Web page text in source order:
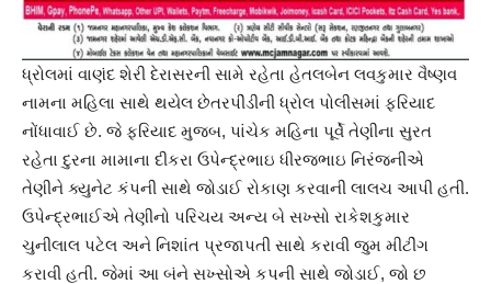
ધ્રોલમાં વાણંદ શેરી દેરાસરની સામે રહેતા હેતલબેન લવકુમાર વૈષ્ણવ
નામના મહિલા સાથે થયેલ છેતરપીંડીની ધ્રોલ પોલીસમાં ફરિયાદ
નોંધાવાઈ છે. જે ફરિયાદ મુજબ, પાંચેક મહિના પૂર્વે તેણીના સુરત
રહેતા દુરના મામાના દીકરા ઉપેન્દ્રભાઇ ધીરજભાઇ નિરંજનીએ
તેણીને ક્યુનેટ કંપની સાથે જોડાઈ રોકાણ કરવાની લાલચ આપી હતી.
ઉપેન્દ્રભાઈએ તેણીનો પરિચય અન્ય બે સખ્સો રાકેશકુમાર
ચુનીલાલ પટેલ અને નિશાંત પ્રજાપતી સાથે કરાવી જુમ મીટીંગ
કરાવી હતી. જેમાં આ બંને સખ્સોએ કપની સાથે જોડાઈ, જો છ